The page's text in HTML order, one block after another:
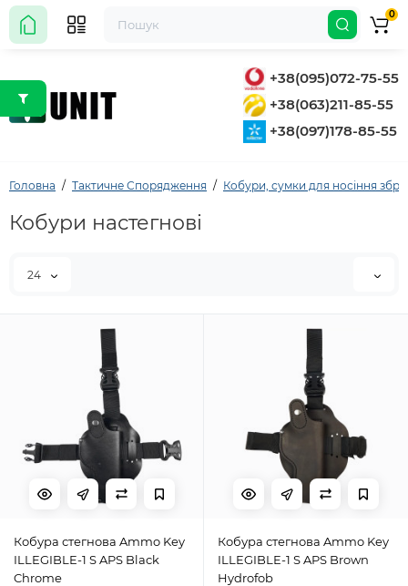
+38(095)072-75-55
+38(063)211-85-55
+38(097)178-85-55
0
Головна Тактичне Спорядження Кобури, сумки для носіння
Кобури настегнові
24
Кобура стегнова Ammo Key
ILLEGIBLE-1 S APS Black
Chrome
Кобура стегнова Ammo Key
ILLEGIBLE-1 S APS Brown
Hydrofob